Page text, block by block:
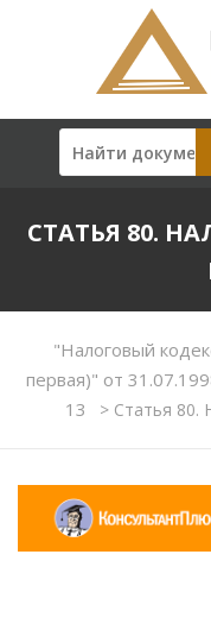
СТАТЬЯ 80.
"Налоговый
первая)" от
13
>Статья 80.